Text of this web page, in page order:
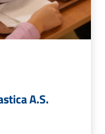
A.S.